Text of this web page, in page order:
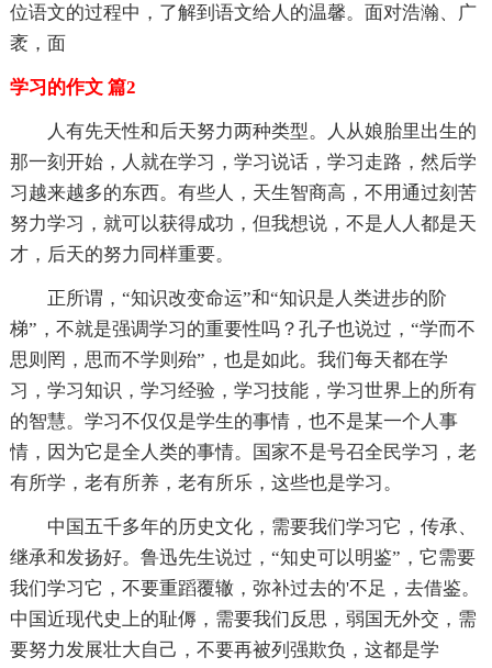
位语文的过程中，了解到语文给人的温馨。面对浩瀚、广
袤，面
学习的作文 篇2
人有先天性和后天努力两种类型。人从娘胎里出生的
那一刻开始，人就在学习，学习说话，学习走路，然后学
习越来越多的东西。有些人，天生智商高，不用通过刻苦
努力学习，就可以获得成功，但我想说，不是人人都是天
才，后天的努力同样重要。
正所谓，“知识改变命运”和“知识是人类进步的阶
梯”，不就是强调学习的重要性吗？孔子也说过，“学而不
思则罔，思而不学则殆”，也是如此。我们每天都在学
习，学习知识，学习经验，学习技能，学习世界上的所有
的智慧。学习不仅仅是学生的事情，也不是某一个人事
情，因为它是全人类的事情。国家不是号召全民学习，老
有所学，老有所养，老有所乐，这些也是学习。
中国五千多年的历史文化，需要我们学习它，传承、
继承和发扬好。鲁迅先生说过，“知史可以明鉴”，它需要
我们学习它，不要重蹈覆辙，弥补过去的'不足，去借鉴。
中国近现代史上的耻傉，需要我们反思，弱国无外交，需
要努力发展壮大自己，不要再被列强欺负，这都是学